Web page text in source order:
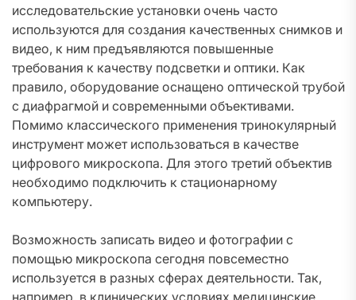
исследовательские установки очень часто
используются для создания качественных снимков и
видео, к ним предъявляются повышенные
требования к качеству подсветки и оптики. Как
правило, оборудование оснащено оптической трубой
с диафрагмой и современными объективами.
Помимо классического применения тринокулярный
инструмент может использоваться в качестве
цифрового микроскопа. Для этого третий объектив
необходимо подключить к стационарному
компьютеру.
Возможность записать видео и фотографии с
помощью микроскопа сегодня повсеместно
используется в разных сферах деятельности. Так,
например, в клинических условиях медицинские